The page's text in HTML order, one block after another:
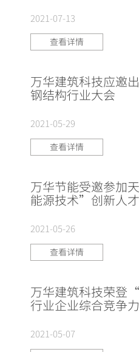
2021-07-13
查看详情
万华建筑科技应邀
钢结构行业大会
2021-05-29
查看详情
万华节能受邀参加
能源技术”创新人
2021-05-26
查看详情
万华建筑科技荣登
行业企业综合竞争
2021-05-07